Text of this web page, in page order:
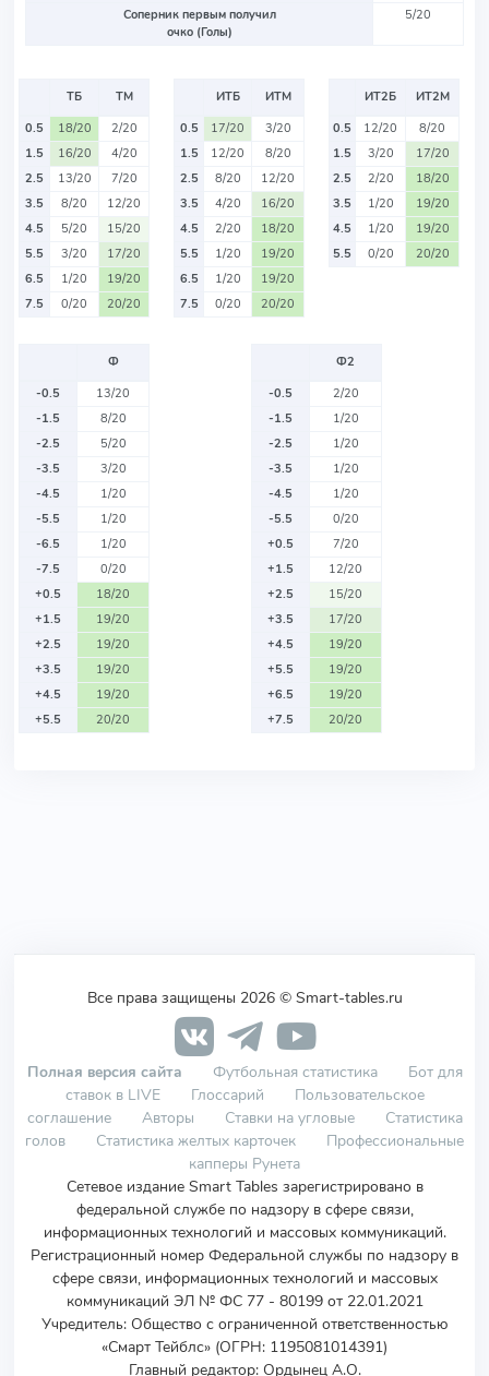
Соперник первым получил
очко (Голы)
5/20
ТБ
ТМ
0.5
18/20
2/20
1.5
16/20
4/20
2.5
13/20
7/20
3.5
8/20
12/20
4.5
5/20
15/20
5.5
3/20
17/20
6.5
1/20
19/20
7.5
0/20 20/20
ИТБ
ИТМ
0.5
17/20
3/20
1.5
12/20
8/20
2.5
8/20
12/20
3.5
4/20
16/20
4.5
2/20
18/20
5.5
1/20
19/20
6.5
1/20
19/20
7.5
0/20 20/20
ИТ2Б
ИТ2М
0.5
12/20
8/20
1.5
3/20
17/20
2.5
2/20
18/20
3.5
1/20
19/20
4.5
1/20
19/20
5.5
0/20 20/20
Ф
-0.5
13/20
-1.5
8/20
-2.5
5/20
-3.5
3/20
-4.5
1/20
-5.5
1/20
-6.5
1/20
-7.5
0/20
+0.5
18/20
+1.5
19/20
+2.5
19/20
+3.5
19/20
+4.5
19/20
+5.5
20/20
Ф2
-0.5
2/20
-1.5
1/20
-2.5
1/20
-3.5
1/20
-4.5
1/20
-5.5
0/20
+0.5
7/20
+1.5
12/20
+2.5
15/20
+3.5
17/20
+4.5
19/20
+5.5
19/20
+6.5
19/20
+7.5
20/20
Все права защищены 2026 © Smart-tables.ru
Полная версия сайта Футбольная статистика
Бот для
ставок в LIVE
Глоссарий
Пользовательское
соглашение
Авторы Ставки на угловые
Статистика
голов
Статистика желтых карточек
Профессиональные
капперы Рунета
Сетевое издание Smart Tables зарегистрировано в
федеральной службе по надзору в сфере связи,
информационных технологий и массовых коммуникаций.
Регистрационный номер Федеральной службы по надзору в
сфере связи, информационных технологий и массовых
коммуникаций ЭЛ № ФС 77 - 80199 от 22.01.2021
Учредитель: Общество с ограниченной ответственностью
«Смарт Тейблс» (ОГРН: 1195081014391)
Главный редактор: Ордынец А.О.